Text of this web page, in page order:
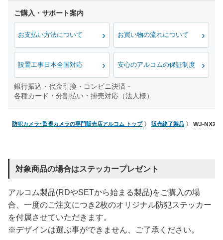
お支払い方法について お買い物の流れについて
設置工事日本全国対応 安心のアルコムの保証制度
銀行振込・代金引換・コンビニ決済・
各種カード・分割払い・掛売対応（法人様）
防犯カメラ･監視カメラの専門販売店アルコム トップ 販売終了製品 WJ-
対象商品の場合はステッカープレゼント
アルコム製品(RDやSETから始まる製品)をご購入の場
合、一度のご注文につき2枚のオリジナル防犯ステッカー
を付属させていただきます。
※デザインは選ぶ事ができません、ご了承ください。